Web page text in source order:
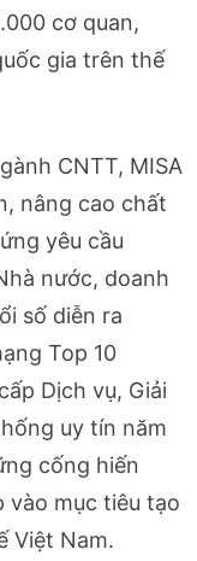
cơ quan,
gia trên thế
CNTT, MISA
nâng cao chất
yêu cầu
nước, doanh
số diễn ra
Top 10
Dịch vụ, Giải
uy tín năm
cống hiến
vào mục tiêu tạo
Việt Nam.